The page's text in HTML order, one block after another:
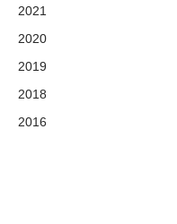
2021
2020
2019
2018
2016